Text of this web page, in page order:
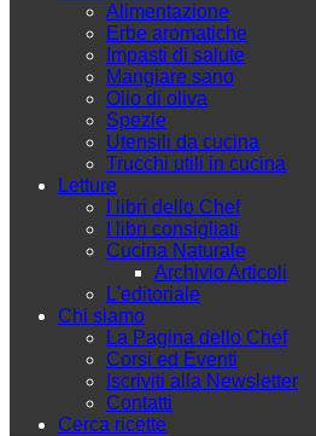
Alimentazione
Erbe aromatiche
Impasti di salute
Mangiare sano
Olio di oliva
Spezie
Utensili da cucina
Trucchi utili in cucina
Letture
I libri dello Chef
I libri consigliati
Cucina Naturale
Archivio Articoli
L'editoriale
Chi siamo
La Pagina dello Chef
Corsi ed Eventi
Iscriviti alla Newsletter
Contatti
Cerca ricette